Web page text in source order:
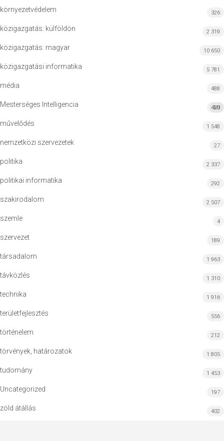
környezetvédelem 326
közigazgatás: külföldön 2 319
közigazgatás: magyar 10 650
közigazgatási informatika 5 781
média 488
Mesterséges Intelligencia MI
420
művelődés 1 548
nemzetközi szervezetek 27
politika 2 337
politikai informatika 292
szakirodalom 2 507
szemle 4
szervezet 189
társadalom 1 963
távközlés 1 310
technika 1 916
területfejlesztés 556
történelem 212
törvények, határozatok 1 805
tudomány 1 453
Uncategorized 197
zöld átállás 402